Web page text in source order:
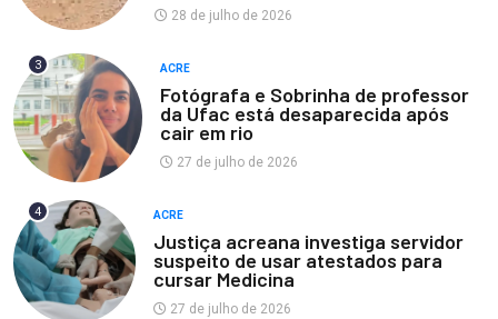
28 de julho de 2026
3 ACRE
Fotógrafa e Sobrinha de professor
da Ufac está desaparecida após
cair em rio
27 de julho de 2026
4 ACRE
Justiça acreana investiga servidor
suspeito de usar atestados para
cursar Medicina
27 de julho de 2026